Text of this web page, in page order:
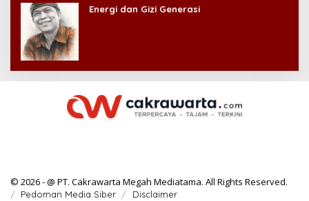
Energi dan Gizi Generasi
© 2026 - @ PT. Cakrawarta Megah Mediatama. All Rights Reserved.
Pedoman Media Siber Disclaimer